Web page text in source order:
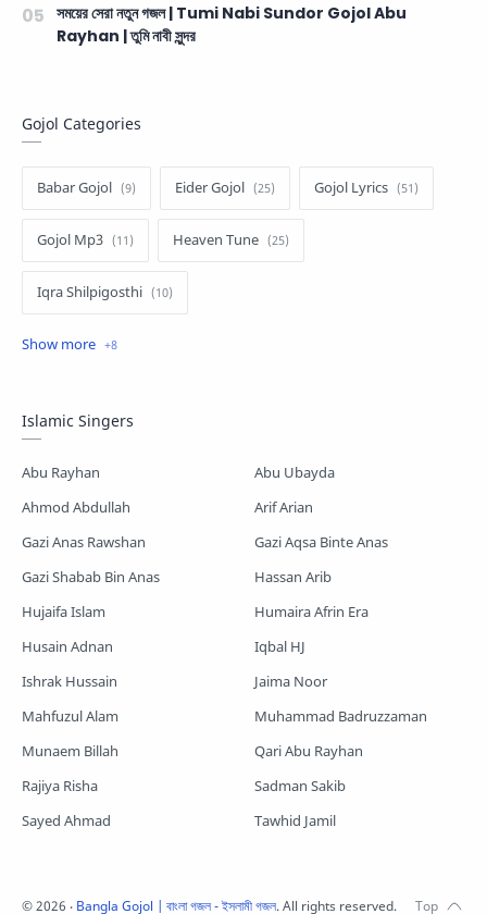
সময়ের সেরা নতুন গজল | Tumi Nabi Sundor Gojol Abu
Rayhan | তুমি নাবী সুন্দর
Gojol Categories
Babar Gojol Eider Gojol Gojol Lyrics
Gojol Mp3 Heaven Tune
Iqra Shilpigosthi
Islamic Story
Shopnoshiri
Islamic Singers
Abu Rayhan
Abu Ubayda
Ahmod Abdullah
Arif Arian
Gazi Anas Rawshan
Gazi Aqsa Binte Anas
Gazi Shabab Bin Anas
Hassan Arib
Hujaifa Islam
Humaira Afrin Era
Husain Adnan
Iqbal HJ
Ishrak Hussain
Jaima Noor
Mahfuzul Alam
Muhammad Badruzzaman
Munaem Billah
Qari Abu Rayhan
Rajiya Risha
Sadman Sakib
Sayed Ahmad
Tawhid Jamil
©2026 ‧ Bangla Gojol | বাংলা গজল - ইসলামী গজল. All rights reserved.